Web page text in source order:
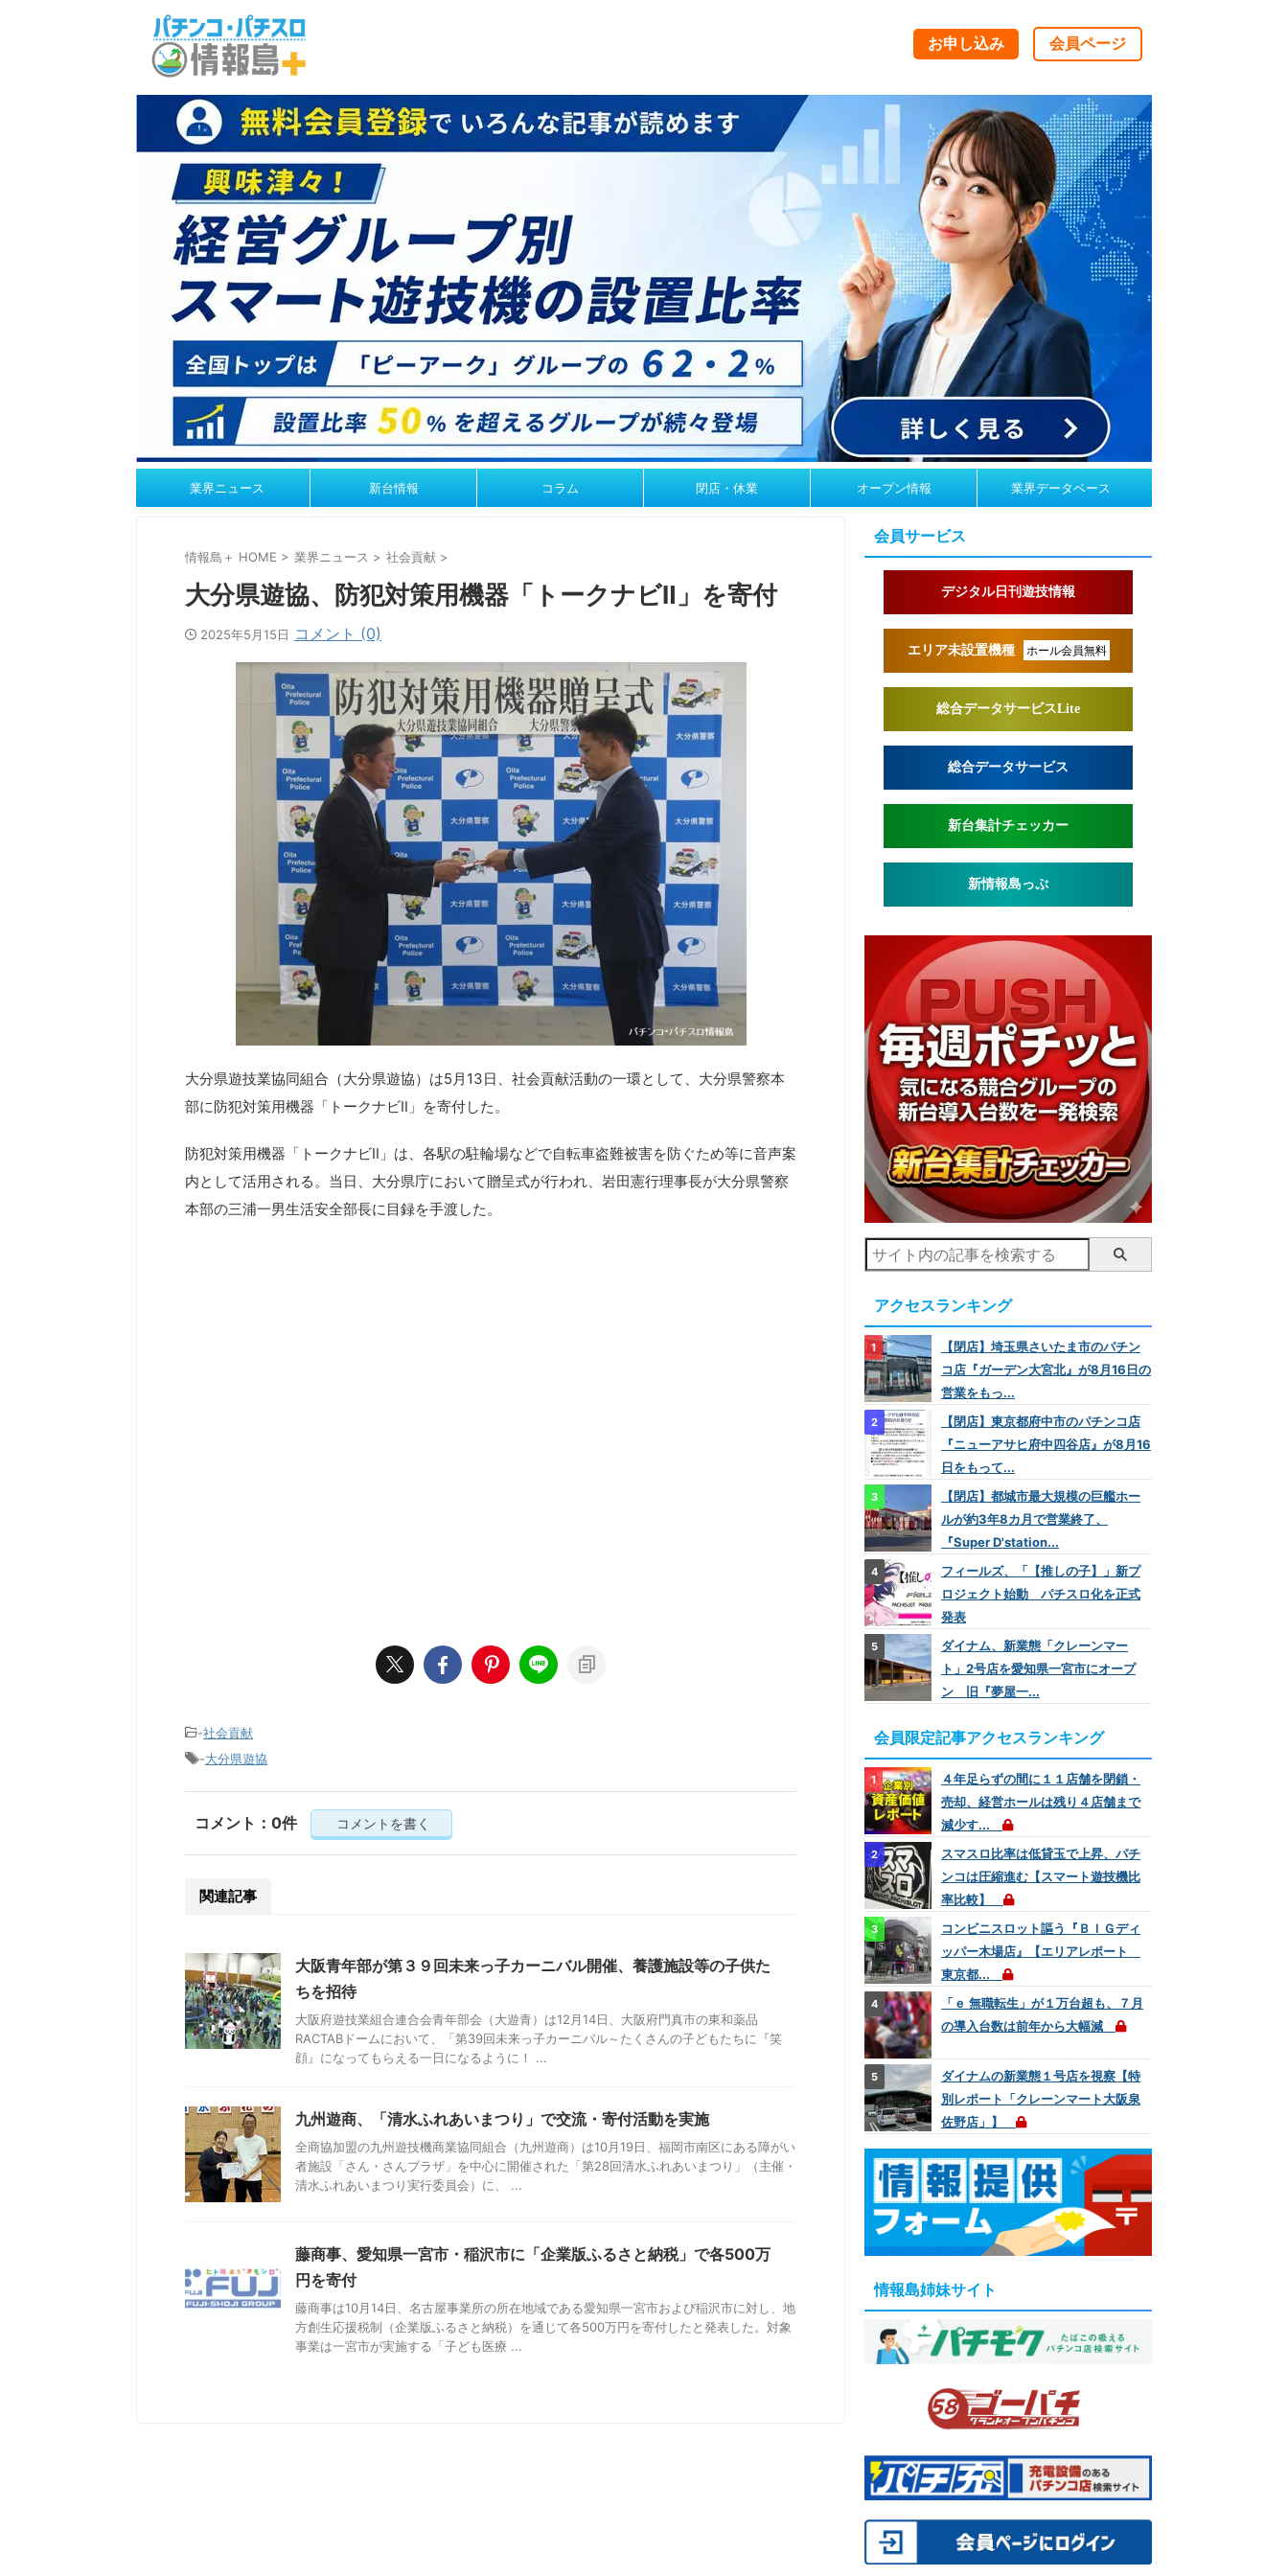
お申し込み 会員ページ
業界ニュース 新台情報 コラム 閉店・休業 オープン情報 業界データベース
情報島＋ HOME > 業界ニュース > 社会貢献 >
大分県遊協、防犯対策用機器「トークナビⅡ」を寄付
2025年5月15日 コメント (0)
大分県遊技業協同組合（大分県遊協）は5月13日、社会貢献活動の一環として、大分県警察本
部に防犯対策用機器「トークナビⅡ」を寄付した。
防犯対策用機器「トークナビⅡ」は、各駅の駐輪場などで自転車盗難被害を防ぐため等に音声案
内として活用される。当日、大分県庁において贈呈式が行われ、岩田憲行理事長が大分県警察
本部の三浦一男生活安全部長に目録を手渡した。
-社会貢献
-大分県遊協
コメント：0件 コメントを書く
関連記事
大阪青年部が第３９回未来っ子カーニバル開催、養護施設等の子供た
ちを招待
大阪府遊技業組合連合会青年部会（大遊青）は12月14日、大阪府門真市の東和薬品
RACTABドームにおいて、「第39回未来っ子カーニバル～たくさんの子どもたちに『笑
顔』になってもらえる一日になるように！ ...
九州遊商、「清水ふれあいまつり」で交流・寄付活動を実施
全商協加盟の九州遊技機商業協同組合（九州遊商）は10月19日、福岡市南区にある障がい
者施設「さん・さんプラザ」を中心に開催された「第28回清水ふれあいまつり」（主催・
清水ふれあいまつり実行委員会）に、 ...
藤商事、愛知県一宮市・稲沢市に「企業版ふるさと納税」で各500万
円を寄付
藤商事は10月14日、名古屋事業所の所在地域である愛知県一宮市および稲沢市に対し、地
方創生応援税制（企業版ふるさと納税）を通じて各500万円を寄付したと発表した。対象
事業は一宮市が実施する「子ども医療 ...
会員サービス
デジタル日刊遊技情報
エリア未設置機種 ホール会員無料
総合データサービスLite
総合データサービス
新台集計チェッカー
新情報島っぷ
アクセスランキング
【閉店】埼玉県さいたま市のパチン
コ店『ガーデン大宮北』が8月16日の
営業をもっ...
【閉店】東京都府中市のパチンコ店
『ニューアサヒ府中四谷店』が8月16
日をもって...
【閉店】都城市最大規模の巨艦ホー
ルが約3年8カ月で営業終了、
『Super D'station...
フィールズ、「【推しの子】」新プ
ロジェクト始動 パチスロ化を正式
発表
ダイナム、新業態「クレーンマー
ト」2号店を愛知県一宮市にオープ
ン 旧『夢屋一...
会員限定記事アクセスランキング
４年足らずの間に１１店舗を閉鎖・
売却、経営ホールは残り４店舗まで
減少す...
スマスロ比率は低貸玉で上昇、パチ
ンコは圧縮進む【スマート遊技機比
率比較】
コンビニスロット謳う『ＢＩＧディ
ッパー木場店』【エリアレポート
東京都...
「ｅ 無職転生」が１万台超も、７月
の導入台数は前年から大幅減
ダイナムの新業態１号店を視察【特
別レポート「クレーンマート大阪泉
佐野店」】
情報島姉妹サイト